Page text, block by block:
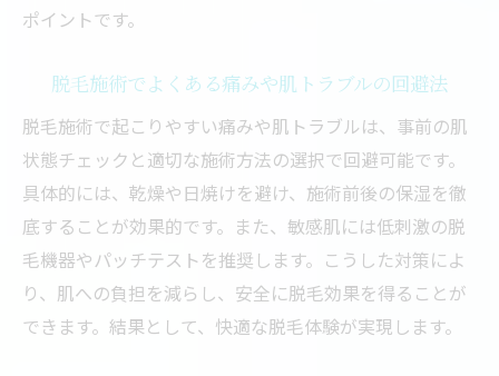
ポイントです。
脱毛施術でよくある痛みや肌トラブルの回避法
脱毛施術で起こりやすい痛みや肌トラブルは、事前の肌
状態チェックと適切な施術方法の選択で回避可能です。
具体的には、乾燥や日焼けを避け、施術前後の保湿を徹
底することが効果的です。また、敏感肌には低刺激の脱
毛機器やパッチテストを推奨します。こうした対策によ
り、肌への負担を減らし、安全に脱毛効果を得ることが
できます。結果として、快適な脱毛体験が実現します。